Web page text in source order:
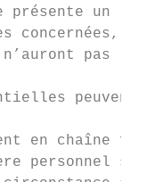
présente un
concernées,
pas la
peuvent
en chaîne
personnel